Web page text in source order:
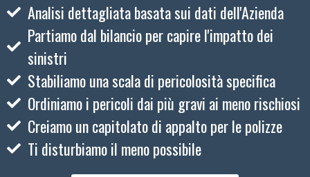
Analisi dettagliata basata sui dati dell'Azienda
Partiamo dal bilancio per capire l'impatto dei
sinistri
Stabiliamo una scala di pericolosità specifica
Ordiniamo i pericoli dai più gravi ai meno rischiosi
Creiamo un capitolato di appalto per le polizze
Ti disturbiamo il meno possibile